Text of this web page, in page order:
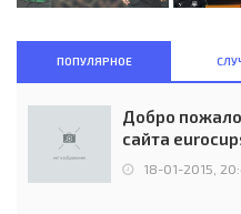
ПОПУЛЯРНОЕ
Добро
сайта
18-01-2015,